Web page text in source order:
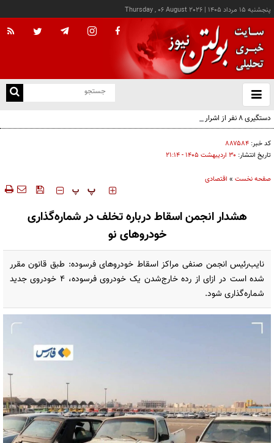
پنجشنبه ۱۵ مرداد ۱۴۰۵ |
Thursday , 06 August 2026
باز
و
دستگیری ۸ نفر از اشرار مسلح شاخص و مرتبطین گروهک‌های تروریستی
کد خبر: ۸۸۷۵۸۴
تاریخ انتشار: ۳۰ ارديبهشت ۱۴۰۵ - ۲۱:۱۴
صفحه نخست » اقتصادی
‍‍‍ پ پ
هشدار انجمن اسقاط درباره تخلف در شماره‌گذاری
خودروهای نو
نایب‌رئیس انجمن صنفی مراکز اسقاط خودروهای فرسوده: طبق قانون مقرر
شده است در ازای از رده خارج‌شدن یک خودروی فرسوده، ۴ خودروی جدید
شماره‌گذاری شود.